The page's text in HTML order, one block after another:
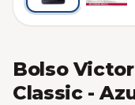
Bolso
Classic-